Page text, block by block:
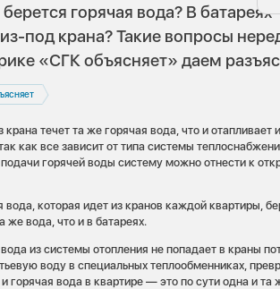
горячая вода? В
под крана? Такие вопросы
«СГК объясняет» даем
течет та же горячая вода, что и отапливает
как все зависит от типа системы
горячей воды систему можно отнести к
вода, которая идет из кранов каждой квартиры,
же вода, что и в батареях.
из системы отопления не попадает в краны
воду в специальных теплообменниках,
горячая вода в квартире — это по сути одна и та